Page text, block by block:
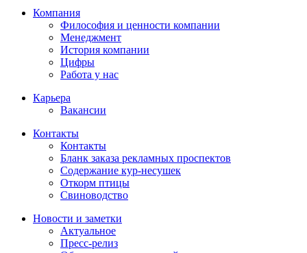
Компания
Философия и ценности компании
Менеджмент
История компании
Цифры
Работа у нас
Карьера
Вакансии
Контакты
Контакты
Бланк заказа рекламных проспектов
Содержание кур-несушек
Откорм птицы
Свиноводство
Новости и заметки
Актуальное
Пресс-релиз